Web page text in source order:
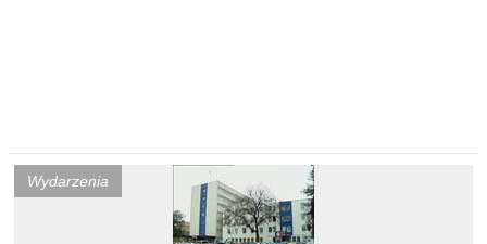
Wydarzenia